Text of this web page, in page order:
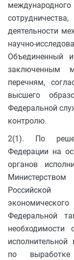
деятельности
научно-
Объединенный
заключенным
перечням,
высшего
Федеральной
контролю.
2(1). По
Федерации на
органов
Российской
Федеральной
по